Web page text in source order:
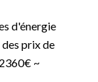
d'énergie
prix de
~